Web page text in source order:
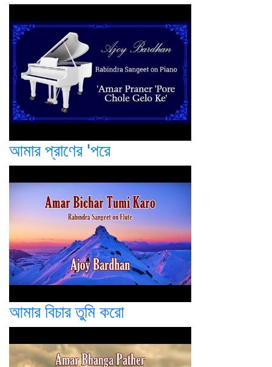
আমার প্রাণের 'পরে
আমার বিচার তুমি করো